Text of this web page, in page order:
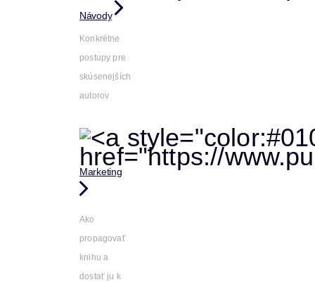
Návody
Konkrétne
postupy pre
skúsenejších
autorov
Marketing
Ako
propagovať
knihu a
dostať ju k